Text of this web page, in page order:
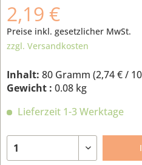
2,19 €
Preise inkl. gesetzlicher MwSt.
zzgl. Versandkosten
Inhalt: 80 Gramm (2,74 €/
Gewicht : 0.08 kg
Lieferzeit 1-3 Werktage